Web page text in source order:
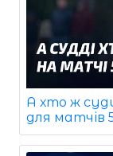
А хто ж
для матчів